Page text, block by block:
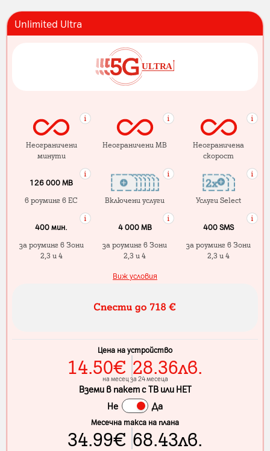
Unlimited Ultra
Неограничени
минути
Неограничени MB
Неограничена
скорост
126 000 MB
в роуминг в ЕС
Включени услуги Услуги Select
400 мин.
за роуминг в Зони
2,3 и 4
4 000 МB
за роуминг в Зони
2,3 и 4
400 SMS
за роуминг в Зони
2,3 и 4
Виж условия
Цена на устройство
14.50€ 28.36лв.
на месец за 24 месеца
Вземи в пакет с ТВ или НЕТ
Не
Да
Месечна такса на плана
34.99€ 68.43лв.